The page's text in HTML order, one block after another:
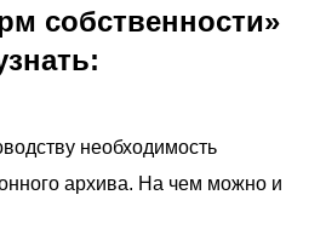
собственности»
необходимость
архива. На чем можно и